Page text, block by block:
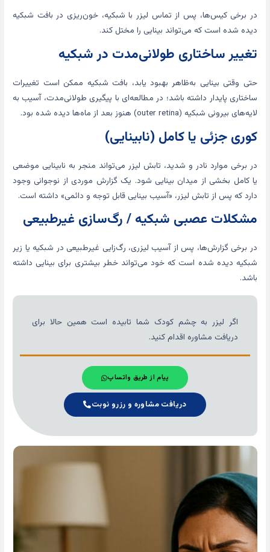
در برخی کیس‌ها، پس از تماس لیزر با شبکیه، خون‌ریزی در بافت شبکیه
دیده شده است که می‌تواند بینایی را مختل کند.
تغییر ساختاری طولانی‌مدت در شبکیه
حتی وقتی بینایی به‌ظاهر بهبود یابد، بافت شبکیه ممکن است تغییرات
ساختاری پایدار داشته باشد؛ در مطالعه‌ای با پیگیری طولانی‌مدت، آسیب به
لایه‌های بیرونی شبکیه (outer retina) هنوز بعد از ماه‌ها دیده شده بود.
کوری جزئی یا کامل (نابینایی)
در برخی موارد نادر و شدید، تابش لیزر می‌تواند منجر به نابینایی موضعی
یا کامل بخشی از میدان بینایی شود. یک گزارش موردی از نوجوانی وجود
دارد که پس از تابش لیزر، «آسیب بینایی قابل توجه و دائمی» داشته است.
مشکلات عصبی شبکیه / رگ‌سازی غیرطبیعی
در برخی گزارش‌ها، پس از آسیب لیزری، رگ‌زایی غیرطبیعی در شبکیه یا زیر
شبکیه دیده شده است که خود می‌تواند خطر بیشتری برای بینایی داشته
باشد.
اگر لیزر به چشم کودک شما تابیده است همین حالا برای
دریافت مشاوره اقدام کنید.
پیام از طریق واتساپ
دریافت مشاوره و رزرو نوبت